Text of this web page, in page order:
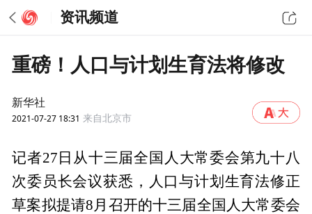
资讯频道
重磅！人口与计划生育法将修改
新华社
2021-07-27 18:31 来自北京市
记者27日从十三届全国人大常委会第九十八
次委员长会议获悉，人口与计划生育法修正
草案拟提请8月召开的十三届全国人大常委会